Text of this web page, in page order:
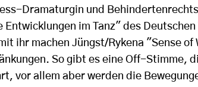
Dramaturgin und
im Tanz" des Deutschen
ihr machen Jüngst/Rykena "Sense of
So gibt es eine Off-Stimme,
vor allem aber werden die